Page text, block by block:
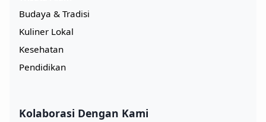
Budaya & Tradisi
Kuliner Lokal
Kesehatan
Pendidikan
Kolaborasi Dengan Kami